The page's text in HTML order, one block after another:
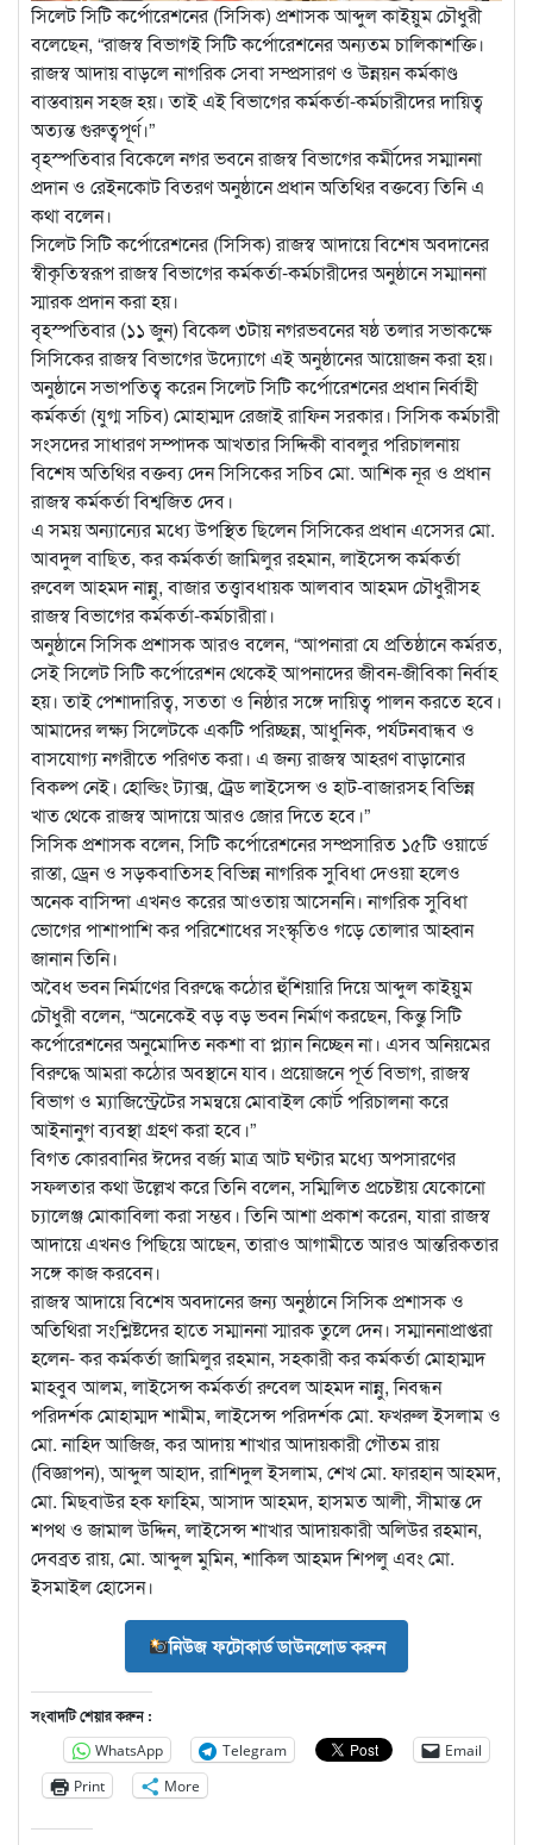
সিলেট সিটি কর্পোরেশনের (সিসিক) প্রশাসক আব্দুল কাইয়ুম চৌধুরী
বলেছেন, “রাজস্ব বিভাগই সিটি কর্পোরেশনের অন্যতম চালিকাশক্তি।
রাজস্ব আদায় বাড়লে নাগরিক সেবা সম্প্রসারণ ও উন্নয়ন কর্মকাণ্ড
বাস্তবায়ন সহজ হয়। তাই এই বিভাগের কর্মকর্তা-কর্মচারীদের দায়িত্ব
অত্যন্ত গুরুত্বপূর্ণ।”
বৃহস্পতিবার বিকেলে নগর ভবনে রাজস্ব বিভাগের কর্মীদের সম্মাননা
প্রদান ও রেইনকোট বিতরণ অনুষ্ঠানে প্রধান অতিথির বক্তব্যে তিনি এ
কথা বলেন।
​সিলেট সিটি কর্পোরেশনের (সিসিক) রাজস্ব আদায়ে বিশেষ অবদানের
স্বীকৃতিস্বরূপ রাজস্ব বিভাগের কর্মকর্তা-কর্মচারীদের অনুষ্ঠানে সম্মাননা
স্মারক প্রদান করা হয়।
​বৃহস্পতিবার (১১ জুন) বিকেল ৩টায় নগরভবনের ষষ্ঠ তলার সভাকক্ষে
সিসিকের রাজস্ব বিভাগের উদ্যোগে এই অনুষ্ঠানের আয়োজন করা হয়।
অনুষ্ঠানে সভাপতিত্ব করেন সিলেট সিটি কর্পোরেশনের প্রধান নির্বাহী
কর্মকর্তা (যুগ্ম সচিব) মোহাম্মদ রেজাই রাফিন সরকার। ​সিসিক কর্মচারী
সংসদের সাধারণ সম্পাদক আখতার সিদ্দিকী বাবলুর পরিচালনায়
বিশেষ অতিথির বক্তব্য দেন সিসিকের সচিব মো. আশিক নূর ও প্রধান
রাজস্ব কর্মকর্তা বিশ্বজিত দেব।
​এ সময় অন্যান্যের মধ্যে উপস্থিত ছিলেন সিসিকের প্রধান এসেসর মো.
আবদুল বাছিত, কর কর্মকর্তা জামিলুর রহমান, লাইসেন্স কর্মকর্তা
রুবেল আহমদ নান্নু, বাজার তত্ত্বাবধায়ক আলবাব আহমদ চৌধুরীসহ
রাজস্ব বিভাগের কর্মকর্তা-কর্মচারীরা।
​অনুষ্ঠানে সিসিক প্রশাসক আরও বলেন, “আপনারা যে প্রতিষ্ঠানে কর্মরত,
সেই সিলেট সিটি কর্পোরেশন থেকেই আপনাদের জীবন-জীবিকা নির্বাহ
হয়। তাই পেশাদারিত্ব, সততা ও নিষ্ঠার সঙ্গে দায়িত্ব পালন করতে হবে।
আমাদের লক্ষ্য সিলেটকে একটি পরিচ্ছন্ন, আধুনিক, পর্যটনবান্ধব ও
বাসযোগ্য নগরীতে পরিণত করা। এ জন্য রাজস্ব আহরণ বাড়ানোর
বিকল্প নেই। হোল্ডিং ট্যাক্স, ট্রেড লাইসেন্স ও হাট-বাজারসহ বিভিন্ন
খাত থেকে রাজস্ব আদায়ে আরও জোর দিতে হবে।”
​সিসিক প্রশাসক বলেন, সিটি কর্পোরেশনের সম্প্রসারিত ১৫টি ওয়ার্ডে
রাস্তা, ড্রেন ও সড়কবাতিসহ বিভিন্ন নাগরিক সুবিধা দেওয়া হলেও
অনেক বাসিন্দা এখনও করের আওতায় আসেননি। নাগরিক সুবিধা
ভোগের পাশাপাশি কর পরিশোধের সংস্কৃতিও গড়ে তোলার আহ্বান
জানান তিনি।
​অবৈধ ভবন নির্মাণের বিরুদ্ধে কঠোর হুঁশিয়ারি দিয়ে আব্দুল কাইয়ুম
চৌধুরী বলেন, “অনেকেই বড় বড় ভবন নির্মাণ করছেন, কিন্তু সিটি
কর্পোরেশনের অনুমোদিত নকশা বা প্ল্যান নিচ্ছেন না। এসব অনিয়মের
বিরুদ্ধে আমরা কঠোর অবস্থানে যাব। প্রয়োজনে পূর্ত বিভাগ, রাজস্ব
বিভাগ ও ম্যাজিস্ট্রেটের সমন্বয়ে মোবাইল কোর্ট পরিচালনা করে
আইনানুগ ব্যবস্থা গ্রহণ করা হবে।”
​বিগত কোরবানির ঈদের বর্জ্য মাত্র আট ঘণ্টার মধ্যে অপসারণের
সফলতার কথা উল্লেখ করে তিনি বলেন, সম্মিলিত প্রচেষ্টায় যেকোনো
চ্যালেঞ্জ মোকাবিলা করা সম্ভব। তিনি আশা প্রকাশ করেন, যারা রাজস্ব
আদায়ে এখনও পিছিয়ে আছেন, তারাও আগামীতে আরও আন্তরিকতার
সঙ্গে কাজ করবেন।
রাজস্ব আদায়ে বিশেষ অবদানের জন্য অনুষ্ঠানে সিসিক প্রশাসক ও
অতিথিরা সংশ্লিষ্টদের হাতে সম্মাননা স্মারক তুলে দেন। সম্মাননাপ্রাপ্তরা
হলেন- ​কর কর্মকর্তা জামিলুর রহমান, সহকারী কর কর্মকর্তা মোহাম্মদ
মাহবুব আলম, লাইসেন্স কর্মকর্তা রুবেল আহমদ নান্নু, নিবন্ধন
পরিদর্শক মোহাম্মদ শামীম, লাইসেন্স পরিদর্শক মো. ফখরুল ইসলাম ও
মো. নাহিদ আজিজ, কর আদায় শাখার আদায়কারী গৌতম রায়
(বিজ্ঞাপন), আব্দুল আহাদ, রাশিদুল ইসলাম, শেখ মো. ফারহান আহমদ,
মো. মিছবাউর হক ফাহিম, আসাদ আহমদ, হাসমত আলী, সীমান্ত দে
শপথ ও জামাল উদ্দিন, লাইসেন্স শাখার আদায়কারী অলিউর রহমান,
দেবব্রত রায়, মো. আব্দুল মুমিন, শাকিল আহমদ শিপলু এবং মো.
ইসমাইল হোসেন।
নিউজ ফটোকার্ড ডাউনলোড করুন
সংবাদটি শেয়ার করুন :
WhatsApp Telegram
Email
Print
More